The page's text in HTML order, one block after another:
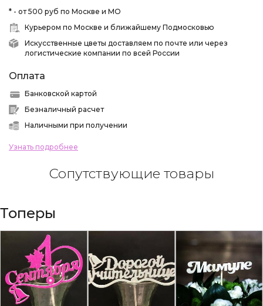
* - от 500 руб по Москве и МО
Курьером по Москве и ближайшему Подмосковью
Искусственные цветы доставляем по почте или через
логистические компании по всей России
Оплата
Банковской картой
Безналичный расчет
Наличными при получении
Узнать подробнее
Сопутствующие товары
Топеры